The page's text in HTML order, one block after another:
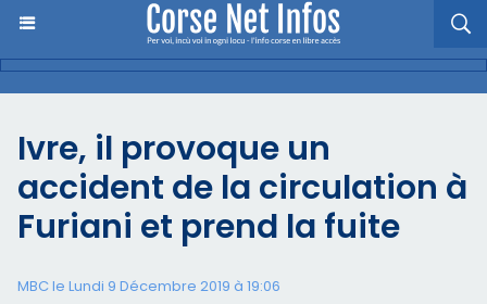
Ivre, il provoque un
accident de la circulation à
Furiani et prend la fuite
MBC le Lundi 9 Décembre 2019 à 19:06